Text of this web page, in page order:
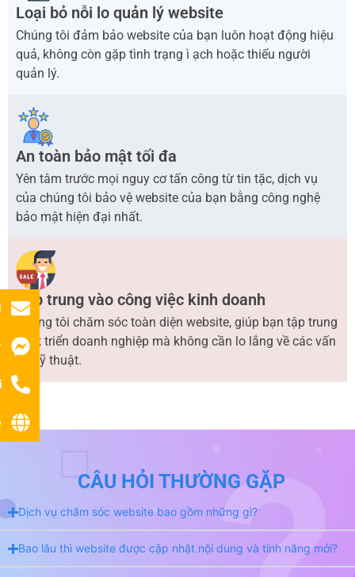
Loại bỏ nỗi lo quản lý website
Chúng tôi đảm bảo website của bạn luôn hoạt động hiệu
quả, không còn gặp tình trạng ì ạch hoặc thiếu người
quản lý.
An toàn bảo mật tối đa
Yên tâm trước mọi nguy cơ tấn công từ tin tặc, dịch vụ
của chúng tôi bảo vệ website của bạn bằng công nghệ
bảo mật hiện đại nhất.
Tập trung vào công việc kinh doanh
Chúng tôi chăm sóc toàn diện website, giúp bạn tập trung
phát triển doanh nghiệp mà không cần lo lắng về các vấn
đề kỹ thuật.
CÂU HỎI THƯỜNG GẶP
Dịch vụ chăm sóc website bao gồm những gì?
Bao lâu thì website được cập nhật nội dung và tính năng mới?